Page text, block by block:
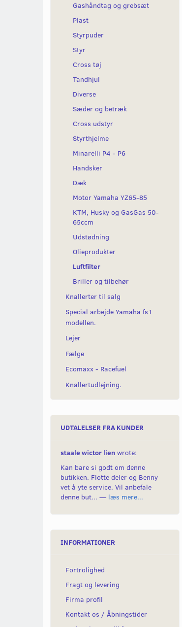
Gashåndtag og grebsæt
Plast
Styrpuder
Styr
Cross tøj
Tandhjul
Diverse
Sæder og betræk
Cross udstyr
Styrthjelme
Minarelli P4 - P6
Handsker
Dæk
Motor Yamaha YZ65-85
KTM, Husky og GasGas 50-
65ccm
Udstødning
Olieprodukter
Luftfilter
Briller og tilbehør
Knallerter til salg
Special arbejde Yamaha fs1
modellen.
Lejer
Fælge
Ecomaxx - Racefuel
Knallertudlejning.
UDTALELSER FRA KUNDER
staale wictor lien wrote:
Kan bare si godt om denne
butikken. Flotte deler og Benny
vet å yte service. Vil anbefale
denne but... — læs mere...
INFORMATIONER
Fortrolighed
Fragt og levering
Firma profil
Kontakt os / Åbningstider